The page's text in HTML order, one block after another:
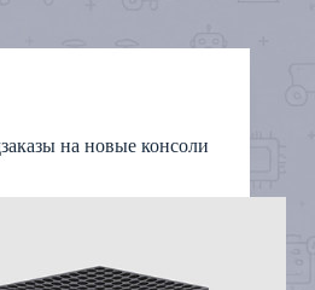
на новые консоли